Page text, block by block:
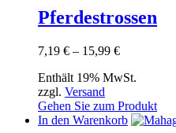
weist
mehrere
auf
der
Pferdestrossen
7,19 € – 15,99 €Preisspanne:
bis
Enthält 19% MwSt.
zzgl. Versand
Gehen Sie zum Produkt
In den Warenkorb